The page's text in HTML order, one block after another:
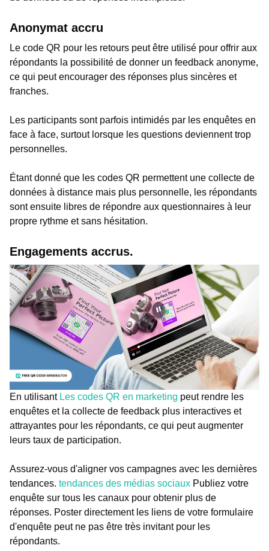
Anonymat accru
Le code QR pour les retours peut être utilisé pour offrir aux
répondants la possibilité de donner un feedback anonyme,
ce qui peut encourager des réponses plus sincères et
franches.
Les participants sont parfois intimidés par les enquêtes en
face à face, surtout lorsque les questions deviennent trop
personnelles.
Étant donné que les codes QR permettent une collecte de
données à distance mais plus personnelle, les répondants
sont ensuite libres de répondre aux questionnaires à leur
propre rythme et sans hésitation.
Engagements accrus.
En utilisant Les codes QR en marketing peut rendre les
enquêtes et la collecte de feedback plus interactives et
attrayantes pour les répondants, ce qui peut augmenter
leurs taux de participation.
Assurez-vous d'aligner vos campagnes avec les dernières
tendances. tendances des médias sociaux Publiez votre
enquête sur tous les canaux pour obtenir plus de
réponses. Poster directement les liens de votre formulaire
d'enquête peut ne pas être très invitant pour les
répondants.